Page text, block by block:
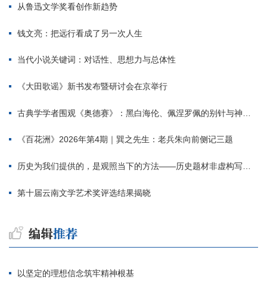
从鲁迅文学奖看创作新趋势
钱文亮：把远行看成了另一次人生
当代小说关键词：对话性、思想力与总体性
《大田歌谣》新书发布暨研讨会在京举行
古典学学者围观《奥德赛》：黑白海伦、佩涅罗佩的别针与神秘入侵者
《百花洲》2026年第4期｜巽之先生：老兵朱向前侧记三题
历史为我们提供的，是观照当下的方法——历史题材非虚构写作多人谈
第十届云南文学艺术奖评选结果揭晓
以坚定的理想信念筑牢精神根基